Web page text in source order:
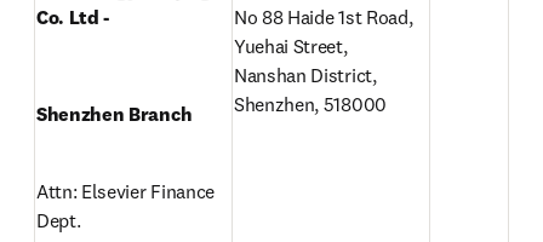
Co. Ltd -
Shenzhen Branch
Attn: Elsevier Finance
Dept.
No 88 Haide 1st Road,
Yuehai Street,
Nanshan District,
Shenzhen, 518000